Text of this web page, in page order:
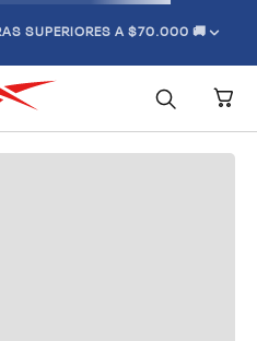
SUPERIORES A $70.000 🚚